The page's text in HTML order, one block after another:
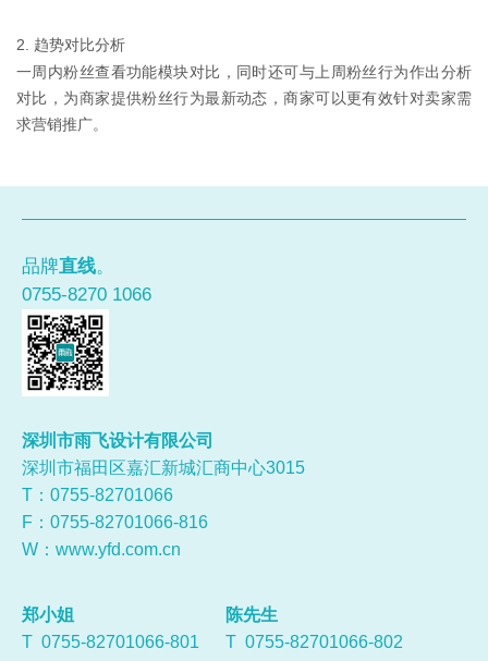
2. 趋势对比分析
一周内粉丝查看功能模块对比，同时还可与上周粉丝行为作出分析
对比，为商家提供粉丝行为最新动态，商家可以更有效针对卖家需
求营销推广。
品牌直线。
0755-8270 1066
深圳市雨飞设计有限公司
深圳市福田区嘉汇新城汇商中心3015
T：0755-82701066
F：0755-82701066-816
W： www.yfd.com.cn
郑小姐
T 0755-82701066-801
陈先生
T 0755-82701066-802